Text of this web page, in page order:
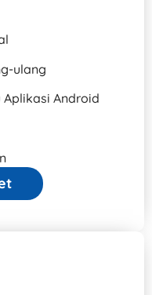
ulang
Android​